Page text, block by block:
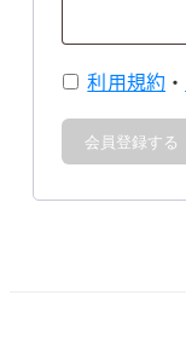
利用規約 ・
会員登録する